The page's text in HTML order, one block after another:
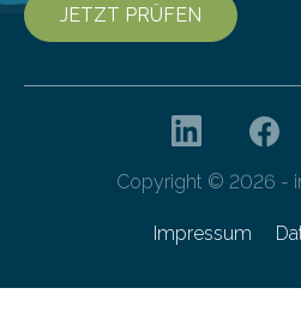
JETZT PRÜFEN
Copyright © 2026 -
Impressum